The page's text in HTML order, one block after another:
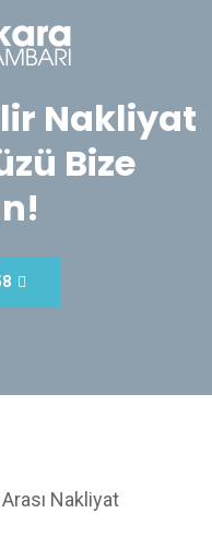
Nakliyat
Bize